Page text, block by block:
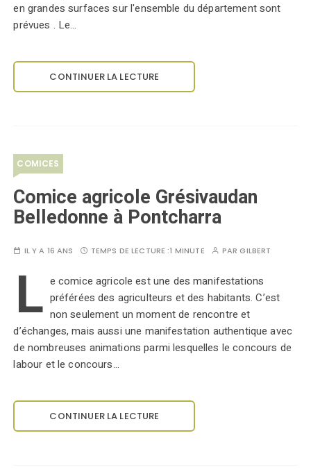
en grandes surfaces sur l'ensemble du département sont
prévues . Le…
CONTINUER LA LECTURE
COMICES
Comice agricole Grésivaudan
Belledonne à Pontcharra
IL Y A 16 ANS TEMPS DE LECTURE :1 MINUTE PARGILBERT
L e comice agricole est une des manifestations
préférées des agriculteurs et des habitants. C’est
non seulement un moment de rencontre et
d’échanges, mais aussi une manifestation authentique avec
de nombreuses animations parmi lesquelles le concours de
labour et le concours…
CONTINUER LA LECTURE